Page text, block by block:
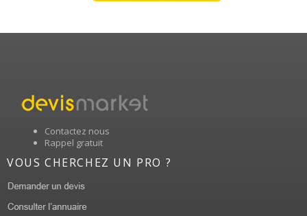
Contactez nous
Rappel gratuit
VOUS CHERCHEZ UN PRO ?